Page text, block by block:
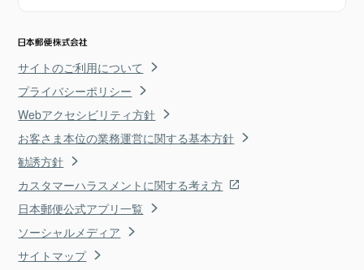
サイトのご利用について
プライバシーポリシー
Webアクセシビリティ方針
お客さま本位の業務運営に関する基本方針
勧誘方針
カスタマーハラスメントに関する考え方
日本郵便公式アプリ一覧
ソーシャルメディア
サイトマップ